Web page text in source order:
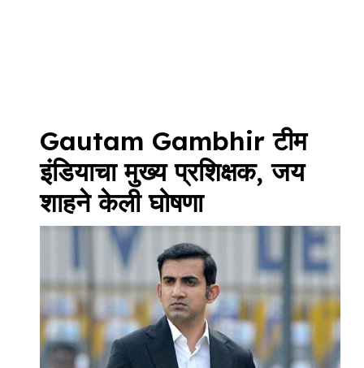
Gautam Gambhir टीम
इंडियाचा मुख्य प्रशिक्षक, जय
शाहने केली घोषणा